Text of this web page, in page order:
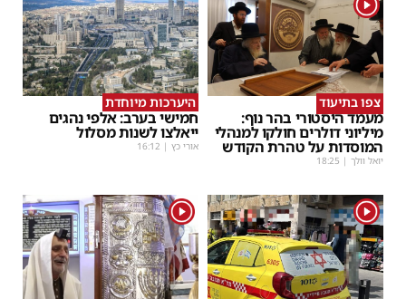
צפו בתיעוד
מעמד היסטורי בהר נוף:
מיליוני דולרים חולקו למנהלי
המוסדות על טהרת הקודש
יואל וולך |
18:25
היערכות מיוחדת
חמישי בערב: אלפי נהגים
ייאלצו לשנות מסלול
אורי כץ |
16:12
1
1